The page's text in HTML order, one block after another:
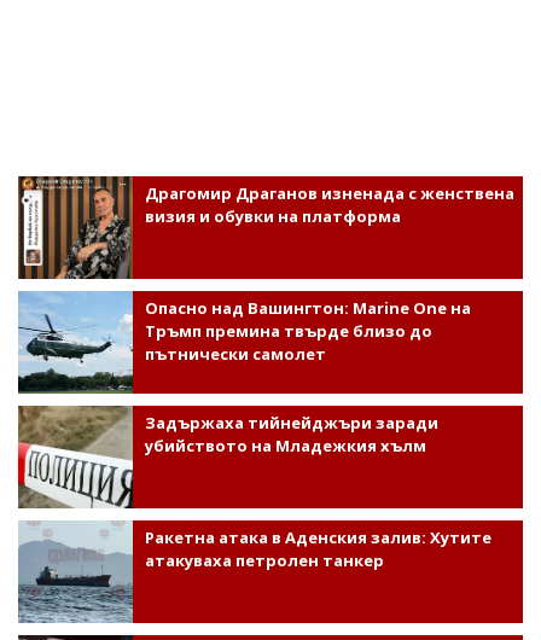
Драгомир Драганов изненада с женствена
визия и обувки на платформа
Опасно над Вашингтон: Marine One на
Тръмп премина твърде близо до
пътнически самолет
Задържаха тийнейджъри заради
убийството на Младежкия хълм
Ракетна атака в Аденския залив: Хутите
атакуваха петролен танкер